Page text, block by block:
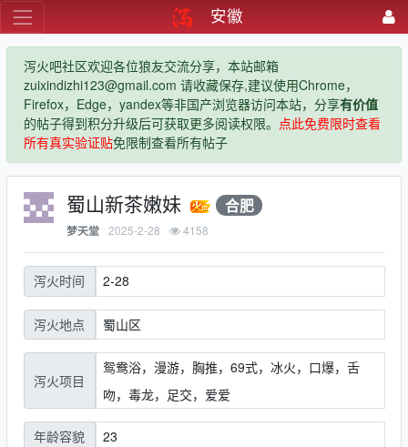
安徽
泻火吧社区欢迎各位狼友交流分享，本站邮箱
zuixindizhi123@gmail.com 请收藏保存,建议使用Chrome，
Firefox，Edge，yandex等非国产浏览器访问本站，分享有价值
的帖子得到积分升级后可获取更多阅读权限。 点此免费限时查看
所有真实验证贴免限制查看所有帖子
蜀山新茶嫩妹 合肥
梦天堂 2025-2-28 4158
泻火时间 2-28
泻火地点 蜀山区
泻火项目
鸳鸯浴，漫游，胸推，69式，冰火，口爆，舌
吻，毒龙，足交，爱爱
年龄容貌 23